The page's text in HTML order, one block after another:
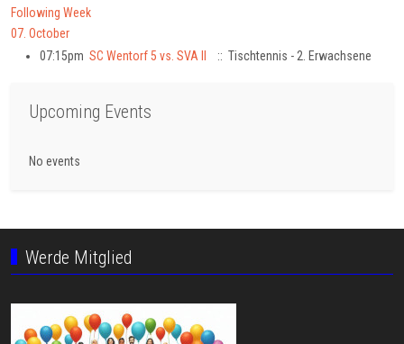
Following Week
07. October
07:15pm SC Wentorf 5 vs. SVA II :: Tischtennis - 2. Erwachsene
Upcoming Events
No events
Werde Mitglied